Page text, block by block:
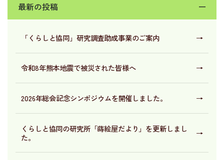
最新の投稿 ー
「くらしと協同」研究調査助成事業のご案内 →
令和8年熊本地震で被災された皆様へ →
2026年総会記念シンポジウムを開催しました。 →
くらしと協同の研究所「蒔絵屋だより」を更新しまし
た。
→